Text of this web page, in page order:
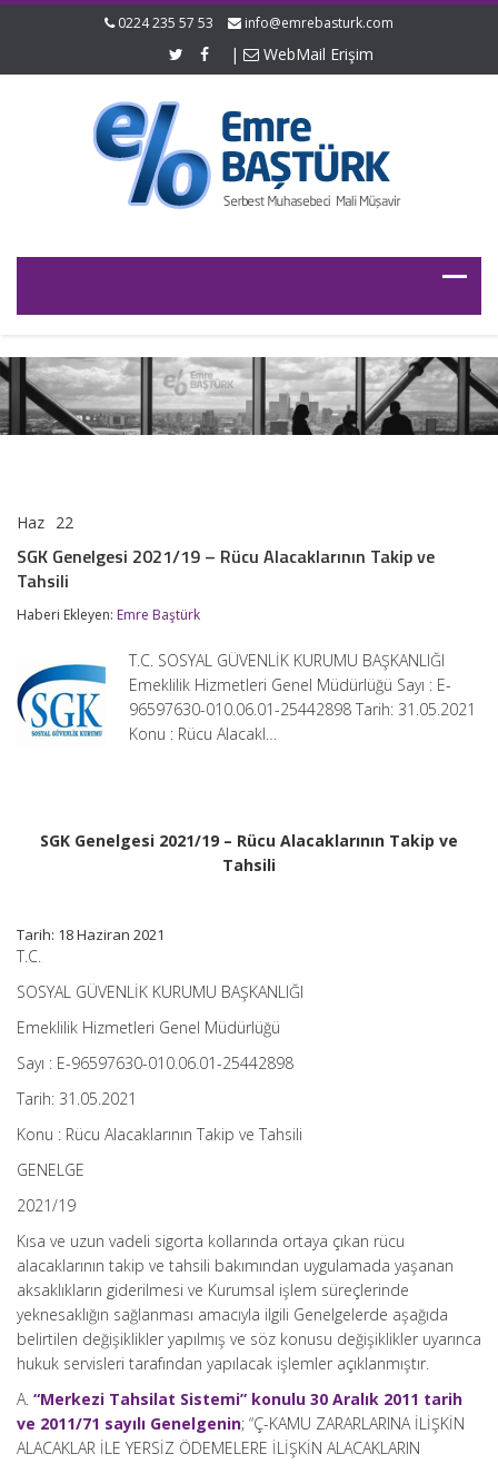
0224 235 57 53 info@emrebasturk.com
| WebMail Erişim
Haz 22
2021/19
Alacaklarının
Tahsili
için
SGK Genelgesi 2021/19 – Rücu Alacaklarının Takip ve
Tahsili
Haberi Ekleyen: Emre Baştürk
T.C. SOSYAL GÜVENLİK KURUMU BAŞKANLIĞI
Emeklilik Hizmetleri Genel Müdürlüğü Sayı : E-
96597630-010.06.01-25442898 Tarih: 31.05.2021
Konu : Rücu Alacakl…
SGK Genelgesi 2021/19 – Rücu Alacaklarının Takip ve
Tahsili
Tarih: 18 Haziran 2021
T.C.
SOSYAL GÜVENLİK KURUMU BAŞKANLIĞI
Emeklilik Hizmetleri Genel Müdürlüğü
Sayı : E-96597630-010.06.01-25442898
Tarih: 31.05.2021
Konu : Rücu Alacaklarının Takip ve Tahsili
GENELGE
2021/19
Kısa ve uzun vadeli sigorta kollarında ortaya çıkan rücu
alacaklarının takip ve tahsili bakımından uygulamada yaşanan
aksaklıkların giderilmesi ve Kurumsal işlem süreçlerinde
yeknesaklığın sağlanması amacıyla ilgili Genelgelerde aşağıda
belirtilen değişiklikler yapılmış ve söz konusu değişiklikler uyarınca
hukuk servisleri tarafından yapılacak işlemler açıklanmıştır.
A. “Merkezi Tahsilat Sistemi” konulu 30 Aralık 2011 tarih
ve 2011/71 sayılı Genelgenin; “Ç-KAMU ZARARLARINA İLİŞKİN
ALACAKLAR İLE YERSİZ ÖDEMELERE İLİŞKİN ALACAKLARIN